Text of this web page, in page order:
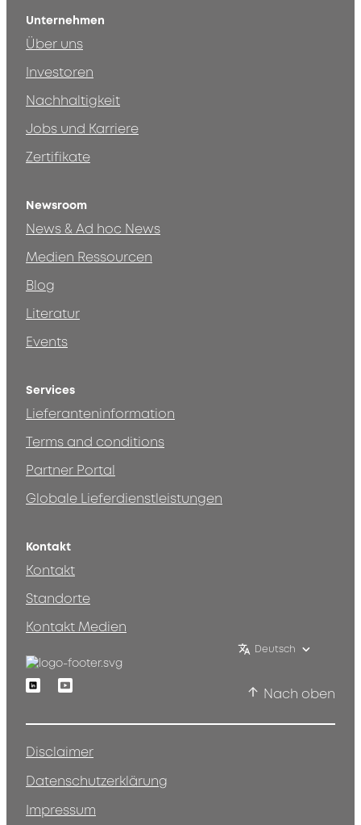
Unternehmen
Über uns
Investoren
Nachhaltigkeit
Jobs und Karriere
Zertifikate
Newsroom
News & Ad hoc News
Medien Ressourcen
Blog
Literatur
Events
Services
Lieferanteninformation
Terms and conditions
Partner Portal
Globale Lieferdienstleistungen
Kontakt
Kontakt
Standorte
Kontakt Medien
Deutsch
LinkedinYoutube
Nach oben
Disclaimer
Datenschutzerklärung
Impressum